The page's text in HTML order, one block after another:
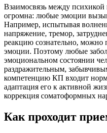
Взаимосвязь между
огромна: любые эмоции
Например, испытывая
напряжение, тремор,
реакцию сознательно, можно
эмоции. Поэтому любые
эмоциональном состоянии
раздражительным,
компетенцию КП входит
адаптация его к активной
коррекция соматоформных
Как проходит